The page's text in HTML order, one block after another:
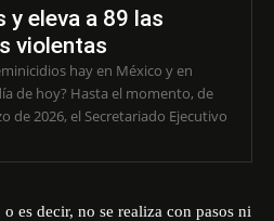
y eleva a 89 las
violentas
hay en México y en
el momento, de
de 2026, el Secretariado Ejecutivo
es decir, no se realiza con pasos ni